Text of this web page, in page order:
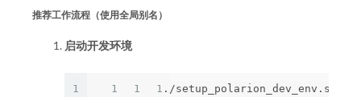
推荐工作流程（使用全局别名）
启动开发环境
1 1 1 1